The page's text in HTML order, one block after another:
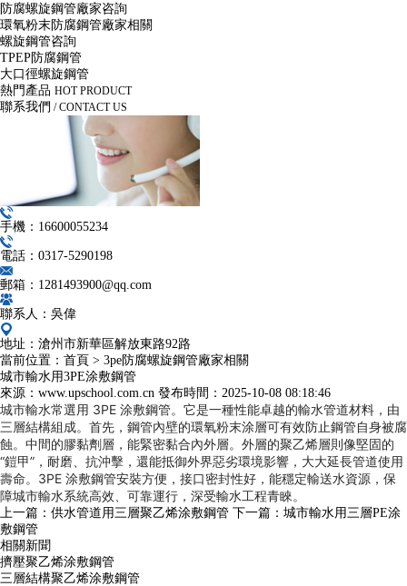
防腐螺旋鋼管廠家咨詢
環氧粉末防腐鋼管廠家相關
螺旋鋼管咨詢
TPEP防腐鋼管
大口徑螺旋鋼管
熱門產品 HOT PRODUCT
聯系我們 / CONTACT US
手機：16600055234
電話：0317-5290198
郵箱：1281493900@qq.com
聯系人：吳偉
地址：滄州市新華區解放東路92路
當前位置： 首頁 > 3pe防腐螺旋鋼管廠家相關
城市輸水用3PE涂敷鋼管
來源：www.upschool.com.cn 發布時間： 2025-10-08 08:18:46
城市輸水常選用 3PE 涂敷鋼管。它是一種性能卓越的輸水管道材料，由
三層結構組成。首先，鋼管內壁的環氧粉末涂層可有效防止鋼管自身被腐
蝕。中間的膠黏劑層，能緊密黏合內外層。外層的聚乙烯層則像堅固的
“鎧甲”，耐磨、抗沖擊，還能抵御外界惡劣環境影響，大大延長管道使用
壽命。3PE 涂敷鋼管安裝方便，接口密封性好，能穩定輸送水資源，保
障城市輸水系統高效、可靠運行，深受輸水工程青睞。
上一篇： 供水管道用三層聚乙烯涂敷鋼管 下一篇： 城市輸水用三層PE涂
敷鋼管
相關新聞
擠壓聚乙烯涂敷鋼管
三層結構聚乙烯涂敷鋼管